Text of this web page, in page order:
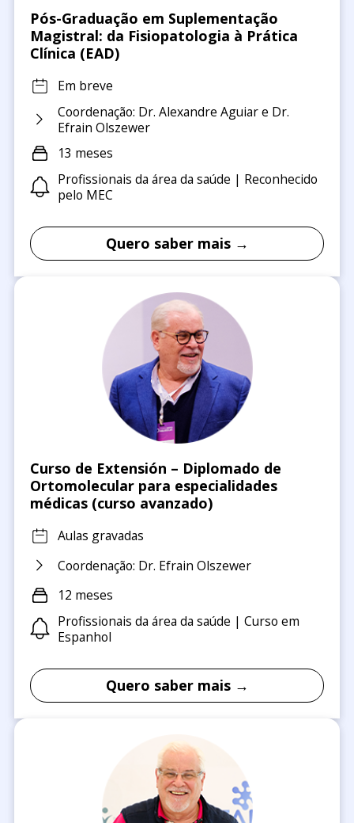
Pós-Graduação em Suplementação
Magistral: da Fisiopatologia à Prática
Clínica (EAD)
Em breve
Coordenação: Dr. Alexandre Aguiar e Dr.
Efrain Olszewer
13 meses
Profissionais da área da saúde | Reconhecido
pelo MEC
Quero saber mais →
Curso de Extensión – Diplomado de
Ortomolecular para especialidades
médicas (curso avanzado)
Aulas gravadas
Coordenação: Dr. Efrain Olszewer
12 meses
Profissionais da área da saúde | Curso em
Espanhol
Quero saber mais →